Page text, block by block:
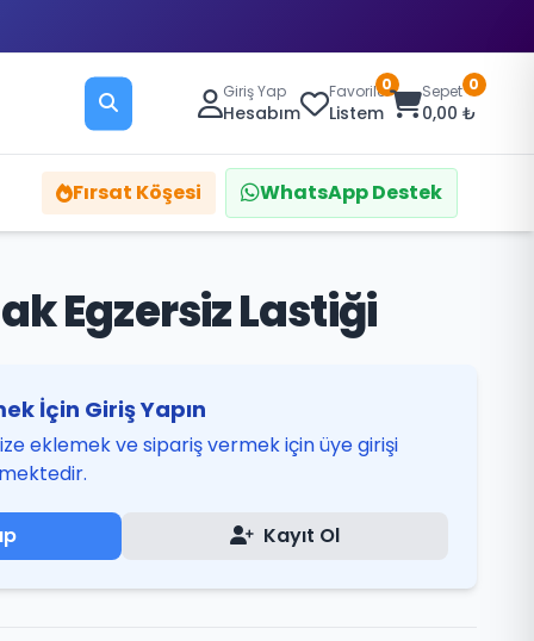
Giriş Yap
Hesabım
Favoriler
Listem
0 Sepet
0,00 ₺
0
Fırsat Köşesi WhatsApp Destek
Egzersiz Lastiği
İçin Giriş Yapın
eklemek ve sipariş vermek için üye girişi
Kayıt Ol